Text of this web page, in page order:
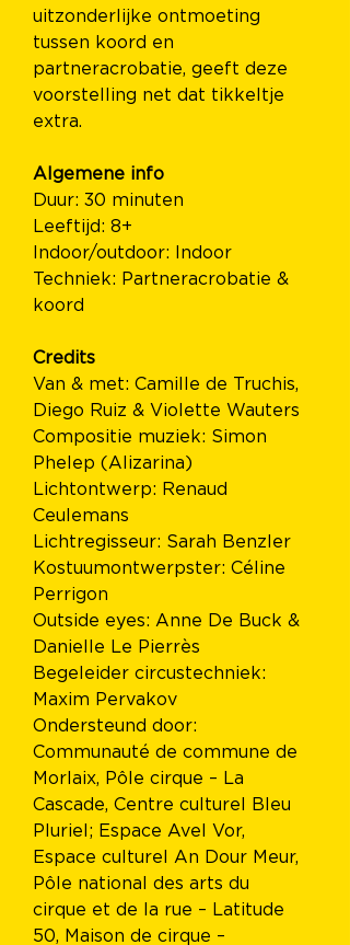
uitzonderlijke ontmoeting
tussen koord en
partneracrobatie, geeft deze
voorstelling net dat tikkeltje
extra.
Algemene info
Duur: 30 minuten
Leeftijd: 8+
Indoor/outdoor: Indoor
Techniek: Partneracrobatie &
koord
Credits
Van & met: Camille de Truchis,
Diego Ruiz & Violette Wauters
Compositie muziek: Simon
Phelep (Alizarina)
Lichtontwerp: Renaud
Ceulemans
Lichtregisseur: Sarah Benzler
Kostuumontwerpster: Céline
Perrigon
Outside eyes: Anne De Buck &
Danielle Le Pierrès
Begeleider circustechniek:
Maxim Pervakov
Ondersteund door:
Communauté de commune de
Morlaix, Pôle cirque – La
Cascade, Centre culturel Bleu
Pluriel; Espace Avel Vor,
Espace culturel An Dour Meur,
Pôle national des arts du
cirque et de la rue – Latitude
50, Maison de cirque –